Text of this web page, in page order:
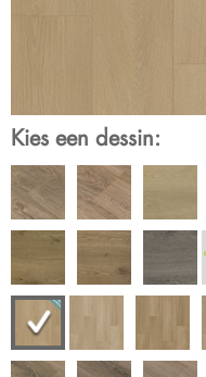
Kies een dessin: